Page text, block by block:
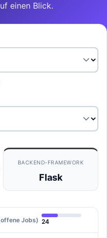
einen Blick.
BACKEND-FRAMEWORK
Flask
Jobs) 24